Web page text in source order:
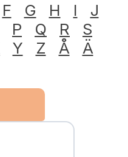
F G H I
J
P Q R
S
Y Z Å
Ä